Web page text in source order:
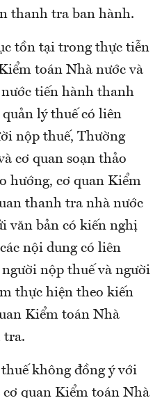
thanh tra ban hành.
tồn tại trong thực tiễn
toán Nhà nước và
tiến hành thanh
lý thuế có liên
nộp thuế, Thường
cơ quan soạn thảo
hướng, cơ quan Kiểm
thanh tra nhà nước
văn bản có kiến nghị
nội dung có liên
nộp thuế và người
thực hiện theo kiến
Kiểm toán Nhà
tra.
không đồng ý với
quan Kiểm toán Nhà